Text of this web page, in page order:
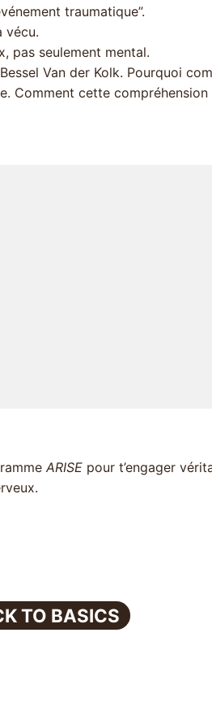
traumatique”.
vécu.
pas seulement mental.
Van der Kolk. Pourquoi
Comment cette
ARISEpour t’engager
TO BASICS